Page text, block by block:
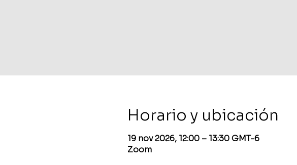
Horario y ubicación
19 nov 2026, 12:00 – 13:30 GMT-6
Zoom